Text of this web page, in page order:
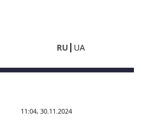
RU UA
11:04, 30.11.2024